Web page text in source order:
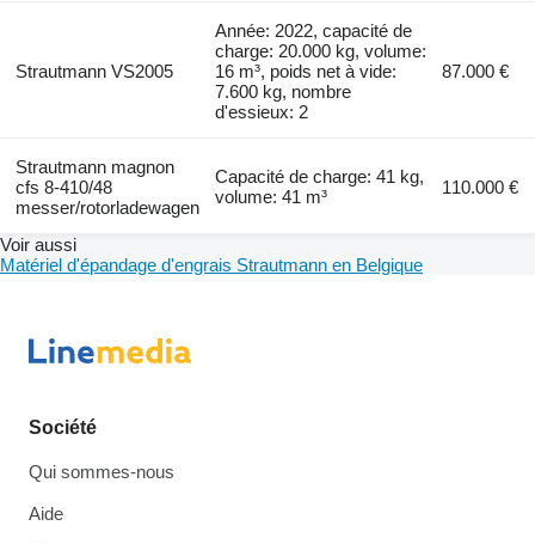
Strautmann VS2005
Année: 2022, capacité de
charge: 20.000 kg, volume:
16 m³, poids net à vide:
7.600 kg, nombre
d'essieux: 2
87.000 €
Strautmann magnon
cfs 8-410/48
messer/rotorladewagen
Capacité de charge: 41 kg,
volume: 41 m³
110.000 €
Voir aussi
Matériel d'épandage d'engrais Strautmann en Belgique
Société
Qui sommes-nous
Aide